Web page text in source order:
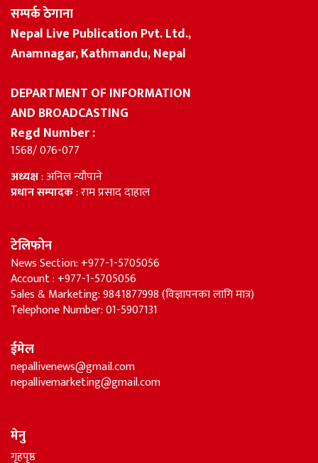
सम्पर्क ठेगाना
Nepal Live Publication Pvt. Ltd.,
Anamnagar, Kathmandu, Nepal
DEPARTMENT OF INFORMATION
AND BROADCASTING
Regd Number :
1568/ 076-077
अध्यक्ष: अनिल न्यौपाने
प्रधान सम्पादक: राम प्रसाद दाहाल
टेलिफोन
News Section: +977-1-5705056
Account : +977-1-5705056
Sales & Marketing: 9841877998 (विज्ञापनका लागि मात्र)
Telephone Number: 01-5907131
ईमेल
nepallivenews@gmail.com
nepallivemarketing@gmail.com
मेनु
गृहपृष्ठ